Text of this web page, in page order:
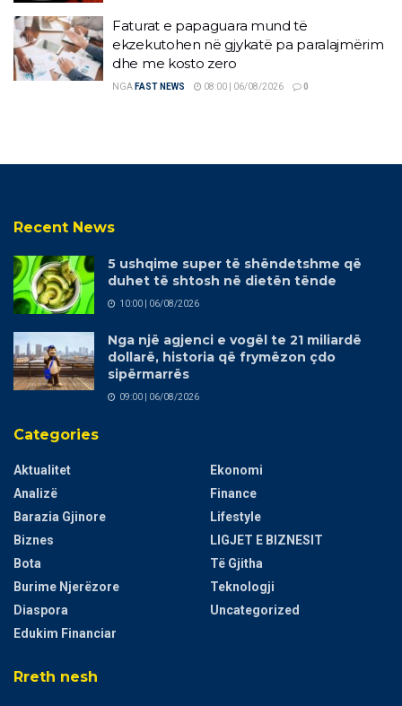
Faturat e papaguara mund të
ekzekutohen në gjykatë pa paralajmërim
dhe me kosto zero
NGA FAST NEWS 08:00 | 06/08/2026 0
Recent News
5 ushqime super të shëndetshme që
duhet të shtosh në dietën tënde
10:00 | 06/08/2026
Nga një agjenci e vogël te 21 miliardë
dollarë, historia që frymëzon çdo
sipërmarrës
09:00 | 06/08/2026
Categories
Aktualitet
Analizë
Barazia Gjinore
Biznes
Bota
Burime Njerëzore
Diaspora
Edukim Financiar
Ekonomi
Finance
Lifestyle
LIGJET E BIZNESIT
Të Gjitha
Teknologji
Uncategorized
Rreth nesh